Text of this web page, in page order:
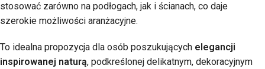
stosować zarówno na podłogach, jak i ścianach, co daje
szerokie możliwości aranżacyjne.
To idealna propozycja dla osób poszukujących elegancji
inspirowanej naturą, podkreślonej delikatnym, dekoracyjnym